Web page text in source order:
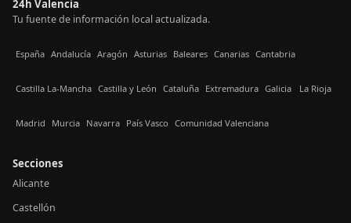
24h Valencia
Tu fuente de información local actualizada.
España Andalucía Aragón Asturias Baleares Canarias Cantabria
Castilla La-Mancha Castilla y León Cataluña Extremadura Galicia La Rioja
Madrid Murcia Navarra País Vasco Comunidad Valenciana
Secciones
Alicante
Castellón